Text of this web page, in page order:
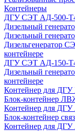
Контейнеры
ДГУ СЭТ АД-500-
Дизельный
Дизельный
Дизельгенератор
контейнере
ДГУ СЭТ АД-150-
Дизельный
контейнере
Контейнер для ДГУ
Блок-контейнер
Контейнер для
Блок-контейнер
Контейнер для